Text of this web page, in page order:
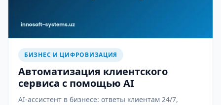
БИЗНЕС И ЦИФРОВИЗАЦИЯ
Автоматизация клиентского
сервиса с помощью AI
AI-ассистент в бизнесе: ответы клиентам 24/7,